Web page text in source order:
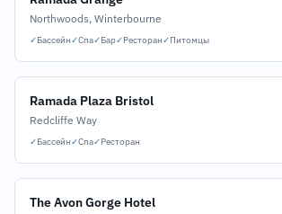
Northwoods, Winterbourne
✓Бассейн✓Спа✓Бар✓Ресторан✓Питомцы
Ramada Plaza Bristol
Redcliffe Way
✓Бассейн✓Спа✓Ресторан
The Avon Gorge Hotel